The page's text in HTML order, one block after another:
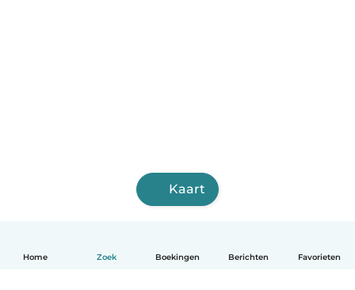
Home Zoek Boekingen Berichten Favorieten
Kaart